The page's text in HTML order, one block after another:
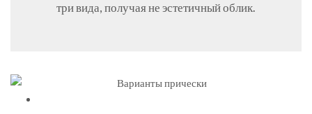
три вида, получая не эстетичный облик.